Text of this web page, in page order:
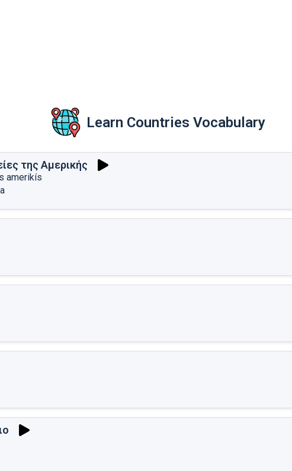
Learn Countries Vocabulary
της Αμερικής
amerikís